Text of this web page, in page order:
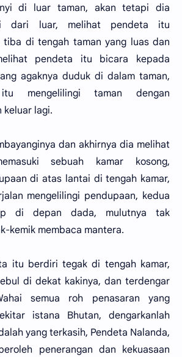
di luar taman, akan tetapi dia
dari luar, melihat pendeta itu
tiba di tengah taman yang luas dan
pendeta itu bicara kepada
agaknya duduk di dalam taman,
mengelilingi taman dengan
keluar lagi.
dan akhirnya dia melihat
sebuah kamar kosong,
di atas lantai di tengah kamar,
mengelilingi pendupaan, kedua
di depan dada, mulutnya tak
kemik membaca mantera.
itu berdiri tegak di tengah kamar,
di dekat kakinya, dan terdengar
semua roh penasaran yang
istana Bhutan, dengarkanlah
yang terkasih, Pendeta Nalanda,
penerangan dan kekuasaan